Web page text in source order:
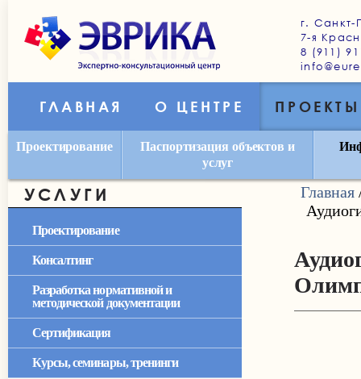
г. Санкт-
7-я
8 (911)
ГЛАВНАЯ О ЦЕНТРЕ ПРОЕКТЫ
Проектирование
Паспортизация объектов и
услуг
Главная
УСЛУГИ
Проектирование
Консалтинг
Разработка нормативной и
методической документации
Сертификация
Курсы, семинары, тренинги